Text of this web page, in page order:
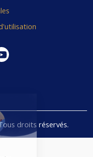
droits réservés.